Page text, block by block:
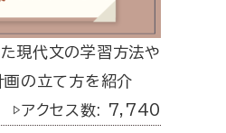
現代文の学習方法や
画の立て方を紹介
▷アクセス数: 7,740